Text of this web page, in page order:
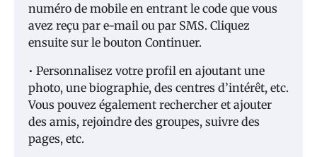
numéro de mobile en entrant le code que vous
avez reçu par e-mail ou par SMS. Cliquez
ensuite sur le bouton Continuer.
• Personnalisez votre profil en ajoutant une
photo, une biographie, des centres d’intérêt, etc.
Vous pouvez également rechercher et ajouter
des amis, rejoindre des groupes, suivre des
pages, etc.